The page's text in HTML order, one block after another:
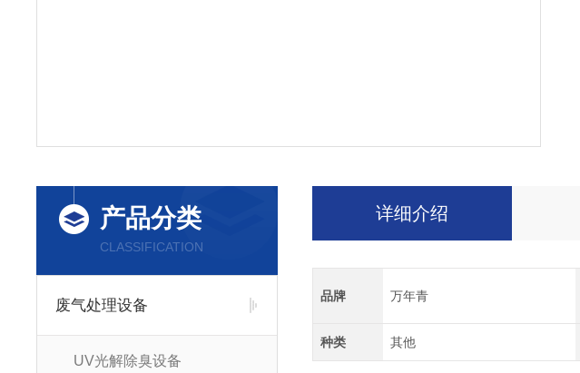
产品分类
CLASSIFICATION
废气处理设备
UV光解除臭设备
详细介绍
品牌 万年青
种类 其他